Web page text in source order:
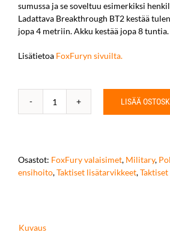
sumussa ja se soveltuu esimerkiksi
Ladattava Breakthrough BT2 kestää
jopa 4 metriin. Akku kestää jopa 8 tuntia.
Lisätietoa FoxFuryn sivuilta.
Breakthrough
Right
Angle
LISÄÄ
Osastot: FoxFury valaisimet, Military,
ensihoito,Taktiset lisätarvikkeet,
Kuvaus